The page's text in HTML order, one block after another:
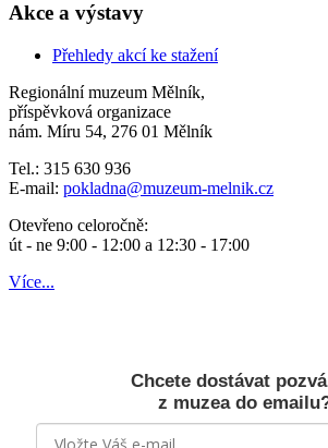
Akce a výstavy
Přehledy akcí ke stažení
Regionální muzeum Mělník,
příspěvková organizace
nám. Míru 54, 276 01 Mělník
Tel.: 315 630 936
E-mail: pokladna@muzeum-melnik.cz
Otevřeno celoročně:
út - ne 9:00 - 12:00 a 12:30 - 17:00
Více...
Chcete dostávat
z muzea do